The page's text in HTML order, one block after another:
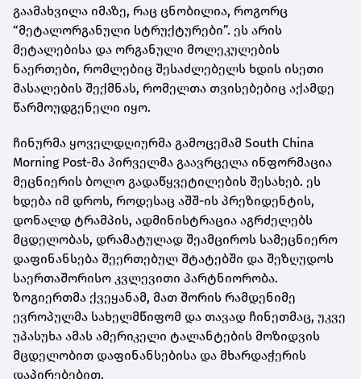
გაამახვილა იმაზე, რაც ცნობილია, როგორც
“მეტალორგანული სტრუქტურები”. ეს არის
მეტალებისა და ორგანული მოლეკულების
ნაერთები, რომლებიც შესაძლებელს ხდის ისეთი
მასალების შექმნას, რომელთა თვისებებიც აქამდე
წარმოუდგენელი იყო.
ჩინურმა ყოველდღიურმა გამოცემამ South China
Morning Post-მა პირველმა გაავრცელა ინფორმაცია
მეცნიერის ბოლო გადაწყვეტილების შესახებ. ეს
ხდება იმ დროს, როდესაც აშშ-ის პრეზიდენტის,
დონალდ ტრამპის, ადმინისტრაცია აგრძელებს
მცდელობას, დრამატულად შეამციროს სამეცნიერო
დაფინანსება შეერთებულ შტატებში და შეზღუდოს
საერთაშორისო კვლევითი პარტნიორობა.
ზოგიერთმა ქვეყანამ, მათ შორის რამდენიმე
ევროპულმა სახელმწიფომ და თავად ჩინეთმაც, უკვე
უპასუხა ამას ამერიკელი ტალანტების მოზიდვის
მცდელობით დაფინანსებისა და მხარდაჭერის
დაპირებებით.